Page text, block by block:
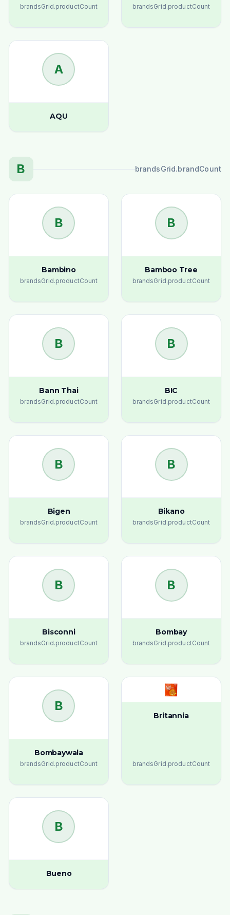
brandsGrid.productCount brandsGrid.productCount
A
AQU
B brandsGrid.brandCount
B
Bambino
brandsGrid.productCount
B
Bamboo Tree
brandsGrid.productCount
B
Bann Thai
brandsGrid.productCount
B
BIC
brandsGrid.productCount
B
Bigen
brandsGrid.productCount
B
Bikano
brandsGrid.productCount
B
Bisconni
brandsGrid.productCount
B
Bombay
brandsGrid.productCount
B
Bombaywala
brandsGrid.productCount
Britannia
brandsGrid.productCount
B
Bueno